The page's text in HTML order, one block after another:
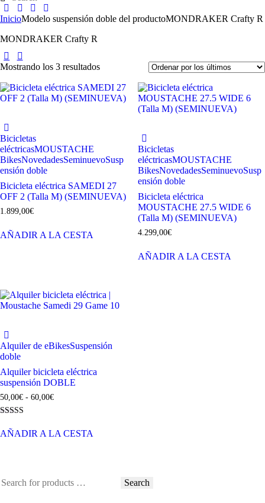
InicioModelo suspensión doble del productoMONDRAKER Crafty R
MONDRAKER Crafty R
Mostrando los 3 resultados
Bicicletas
eléctricasMOUSTACHE
BikesNovedadesSeminuevoSusp
ensión doble
Bicicleta eléctrica SAMEDI 27
OFF 2 (Talla M) (SEMINUEVA)
1.899,00€
AÑADIR A LA CESTA
Bicicletas
eléctricasMOUSTACHE
BikesNovedadesSeminuevoSusp
ensión doble
Bicicleta eléctrica
MOUSTACHE 27.5 WIDE 6
(Talla M) (SEMINUEVA)
4.299,00€
AÑADIR A LA CESTA
Alquiler de eBikesSuspensión
doble
Alquiler bicicleta eléctrica
suspensión DOBLE
50,00€ - 60,00€
con
4.67
AÑADIR A LA CESTA
Search